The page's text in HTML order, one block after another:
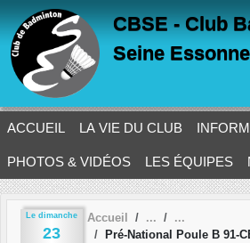
CBSE - Club
Seine Essonne
ACCUEIL LA VIE DU CLUB
PHOTOS & VIDÉOS LES ÉQUIPES
Le dimanche
23
Accueil
Pré-National Poule B 91-
Panneau de gestion des cookies